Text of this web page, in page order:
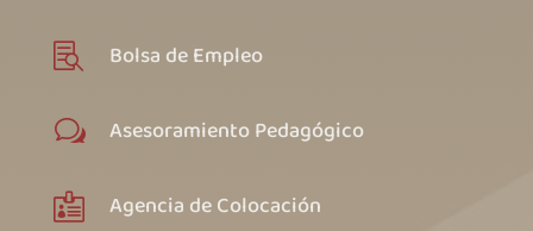
 Bolsa de Empleo
w Asesoramiento Pedagógico
 Agencia de Colocación